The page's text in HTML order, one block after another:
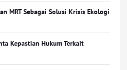
MRT Sebagai Solusi Krisis Ekologi
Kepastian Hukum Terkait